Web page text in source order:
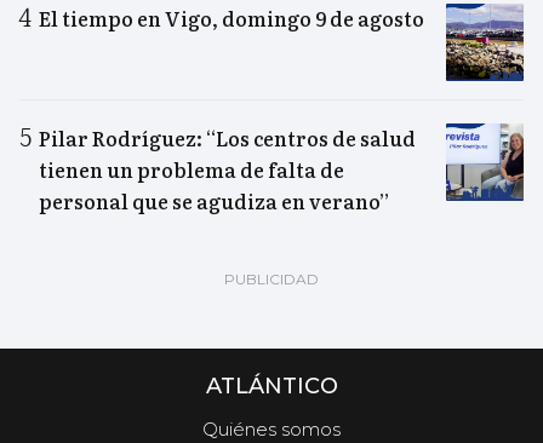
El tiempo en Vigo, domingo 9 de agosto
Pilar Rodríguez: “Los centros de salud
tienen un problema de falta de
personal que se agudiza en verano”
ATLÁNTICO
Quiénes somos